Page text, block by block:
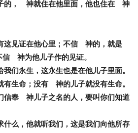
的， 神就住在他里面，他也住在 神
见证在他心里；不信 神的，就是
神为他儿子作的见证。
们永生，这永生也是在他儿子里面。
生命；没有 神的儿子就没有生命。
信奉 神儿子之名的人，要叫你们知道
什么，他就听我们，这是我们向他所存